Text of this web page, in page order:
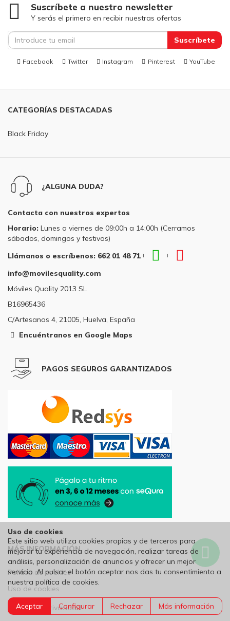
Suscríbete a nuestro newsletter
Y serás el primero en recibir nuestras ofertas
Suscríbete
Facebook Twitter Instagram Pinterest YouTube
CATEGORÍAS DESTACADAS
Black Friday
¿ALGUNA DUDA?
Contacta con nuestros expertos
Horario: Lunes a viernes de 09:00h a 14:00h (Cerramos
sábados, domingos y festivos)
Llámanos o escríbenos: 662 01 48 71 |
WhatsApp
Llámanos
|
info@movilesquality.com
Móviles Quality 2013 SL
B16965436
C/Artesanos 4, 21005, Huelva, España
Encuéntranos en Google Maps
PAGOS SEGUROS GARANTIZADOS
MÁS INFORMACIÓN
Política de cookies
Uso de cookies
Política de Privacidad
Uso de cookies
Este sitio web utiliza cookies propias y de terceros para
mejorar tu experiencia de navegación, realizar tareas de
análisis, personalización de anuncios y ofrecer un mejor
servicio. Al pulsar el botón aceptar nos das tu consentimiento a
nuestra política de cookies.
Aceptar Configurar Rechazar Más información